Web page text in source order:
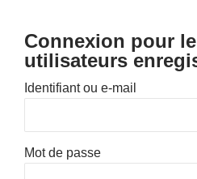
Connexion pour
utilisateurs
Identifiant ou e-mail
Mot de passe